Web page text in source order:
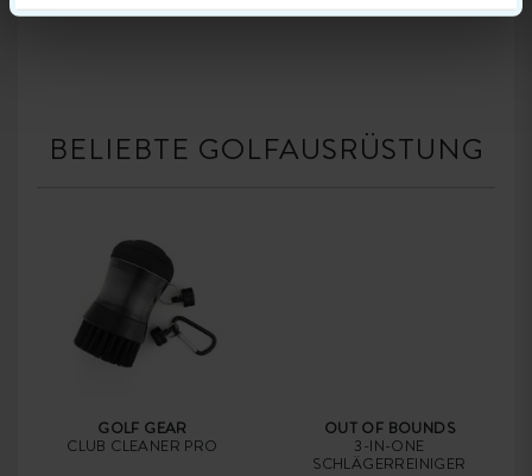
BELIEBTE GOLFAUSRÜSTUNG
GOLF GEAR
CLUB CLEANER PRO
OUT OF BOUNDS
3-IN-ONE
SCHLÄGERREINIGER